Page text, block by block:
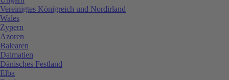
Vereinigtes Königreich und Nordirland
Wales
Zypern
Azoren
Balearen
Dalmatien
Dänisches Festland
Elba